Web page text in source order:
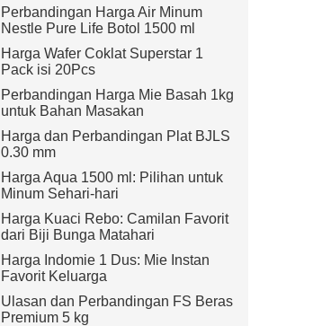
Perbandingan Harga Air Minum
Nestle Pure Life Botol 1500 ml
Harga Wafer Coklat Superstar 1
Pack isi 20Pcs
Perbandingan Harga Mie Basah 1kg
untuk Bahan Masakan
Harga dan Perbandingan Plat BJLS
0.30 mm
Harga Aqua 1500 ml: Pilihan untuk
Minum Sehari-hari
Harga Kuaci Rebo: Camilan Favorit
dari Biji Bunga Matahari
Harga Indomie 1 Dus: Mie Instan
Favorit Keluarga
Ulasan dan Perbandingan FS Beras
Premium 5 kg